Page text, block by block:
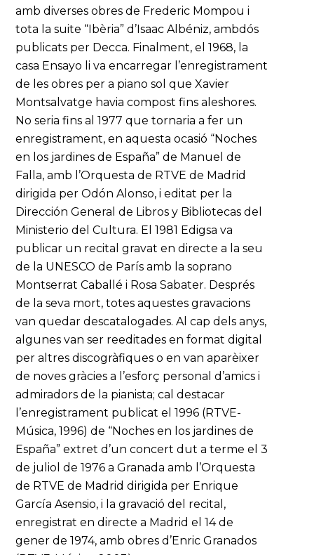
amb diverses obres de Frederic Mompou i
tota la suite “Ibèria” d’Isaac Albéniz, ambdós
publicats per Decca. Finalment, el 1968, la
casa Ensayo li va encarregar l’enregistrament
de les obres per a piano sol que Xavier
Montsalvatge havia compost fins aleshores.
No seria fins al 1977 que tornaria a fer un
enregistrament, en aquesta ocasió “Noches
en los jardines de España” de Manuel de
Falla, amb l’Orquesta de RTVE de Madrid
dirigida per Odón Alonso, i editat per la
Dirección General de Libros y Bibliotecas del
Ministerio del Cultura. El 1981 Edigsa va
publicar un recital gravat en directe a la seu
de la UNESCO de París amb la soprano
Montserrat Caballé i Rosa Sabater. Després
de la seva mort, totes aquestes gravacions
van quedar descatalogades. Al cap dels anys,
algunes van ser reeditades en format digital
per altres discogràfiques o en van aparèixer
de noves gràcies a l’esforç personal d’amics i
admiradors de la pianista; cal destacar
l’enregistrament publicat el 1996 (RTVE-
Música, 1996) de “Noches en los jardines de
España” extret d’un concert dut a terme el 3
de juliol de 1976 a Granada amb l’Orquesta
de RTVE de Madrid dirigida per Enrique
García Asensio, i la gravació del recital,
enregistrat en directe a Madrid el 14 de
gener de 1974, amb obres d’Enric Granados